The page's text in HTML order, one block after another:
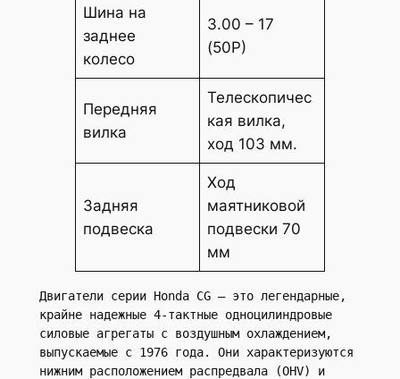
Шина на
заднее
колесо
3.00 – 17
(50Р)
Передняя
вилка
Телескопичес
кая вилка,
ход 103 мм.
Задняя
подвеска
Ход
маятниковой
подвески 70
мм
Двигатели серии Honda CG — это легендарные,
крайне надежные 4-тактные одноцилиндровые
силовые агрегаты с воздушным охлаждением,
выпускаемые с 1976 года. Они характеризуются
нижним расположением распредвала (OHV) и